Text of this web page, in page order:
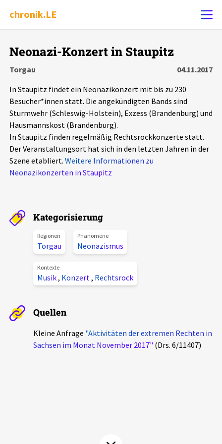
chronik.LE
Ereignis melden
Chronik
Dossiers
Leipziger Zustände
Schlaglichter
Aktuelles
Veranstaltungen
Podcasts
Über uns
Kontakt
Unterstützer_innen
Spenden
Neonazi-Konzert in Staupitz
Torgau
04.11.2017
In Staupitz findet ein Neonazikonzert mit bis zu 230
Besucher*innen statt. Die angekündigten Bands sind
Sturmwehr (Schleswig-Holstein), Exzess (Brandenburg) und
Hausmannskost (Brandenburg).
In Staupitz finden regelmäßig Rechtsrockkonzerte statt.
Der Veranstaltungsort hat sich in den letzten Jahren in der
Szene etabliert. Weitere Informationen zu
Neonazikonzerten in Staupitz
Kategorisierung
Regionen
Torgau
Phänomene
Neonazismus
Kontexte
Musik, Konzert, Rechtsrock
Quellen
Kleine Anfrage "Aktivitäten der extremen Rechten in
Sachsen im Monat November 2017" (Drs. 6/11407)
Alle Ereignisse
Ereignisse Statistik
Exportieren ? Filter Erklärungen